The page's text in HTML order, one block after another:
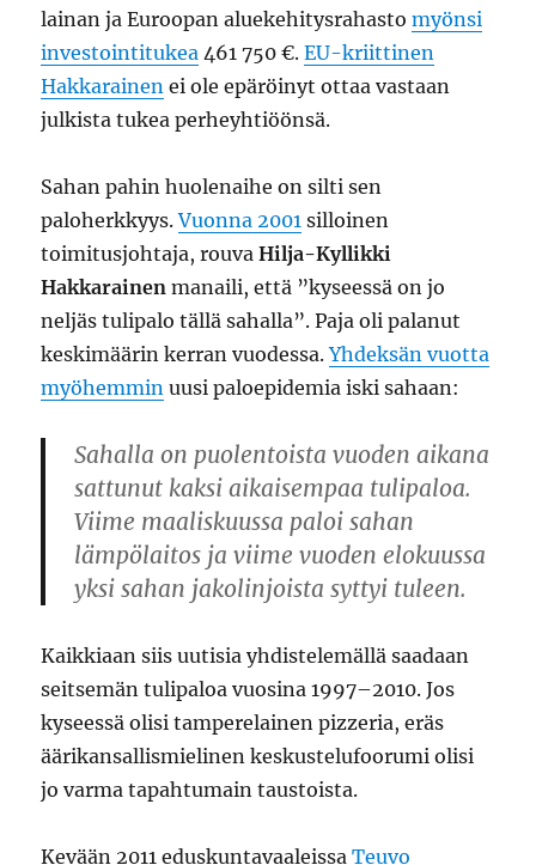
lainan ja Euroopan aluekehitysrahastomyönsi
investointitukea 461 750 €.EU-kriittinen
Hakkarainen ei ole epäröinyt ottaa vastaan
julkista tukea perheyhtiöönsä.
Sahan pahin huolenaihe on silti sen
paloherkkyys.Vuonna 2001 silloinen
toimitusjohtaja, rouvaHilja-Kyllikki
Hakkarainen manaili, että ”kyseessä on jo
neljäs tulipalo tällä sahalla”. Paja oli palanut
keskimäärin kerran vuodessa.Yhdeksän vuotta
myöhemmin uusi paloepidemia iski sahaan:
Sahalla on puolentoista vuoden aikana
sattunut kaksi aikaisempaa tulipaloa.
Viime maaliskuussa paloi sahan
lämpölaitos ja viime vuoden elokuussa
yksi sahan jakolinjoista syttyi tuleen.
Kaikkiaan siis uutisia yhdistelemällä saadaan
seitsemän tulipaloa vuosina 1997–2010. Jos
kyseessä olisi tamperelainen pizzeria, eräs
äärikansallismielinen keskustelufoorumi olisi
jo varma tapahtumain taustoista.
Kevään 2011 eduskuntavaaleissaTeuvo